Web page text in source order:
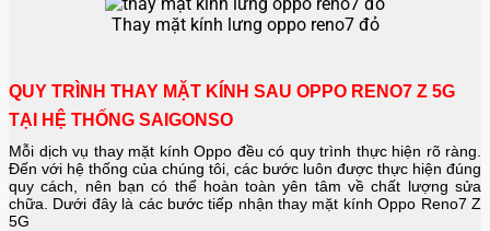
Thay mặt kính lưng oppo reno7 đỏ
QUY TRÌNH THAY MẶT KÍNH SAU OPPO RENO7 Z 5G
TẠI HỆ THỐNG SAIGONSO
Mỗi dịch vụ thay mặt kính Oppo đều có quy trình thực hiện rõ ràng.
Đến với hệ thống của chúng tôi, các bước luôn được thực hiện đúng
quy cách, nên bạn có thể hoàn toàn yên tâm về chất lượng sửa
chữa. Dưới đây là các bước tiếp nhận thay mặt kínhOppo Reno7 Z
5G